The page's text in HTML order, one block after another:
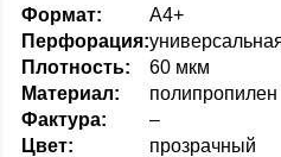
Формат:
А4+
Перфорация:
Плотность:
60 мкм
Материал:
полипропилен
Фактура:
–
Цвет:
прозрачный